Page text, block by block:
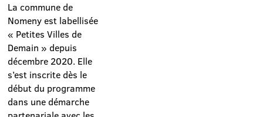
La commune de
Nomeny est labellisée
« Petites Villes de
Demain » depuis
décembre 2020. Elle
s’est inscrite dès le
début du programme
dans une démarche